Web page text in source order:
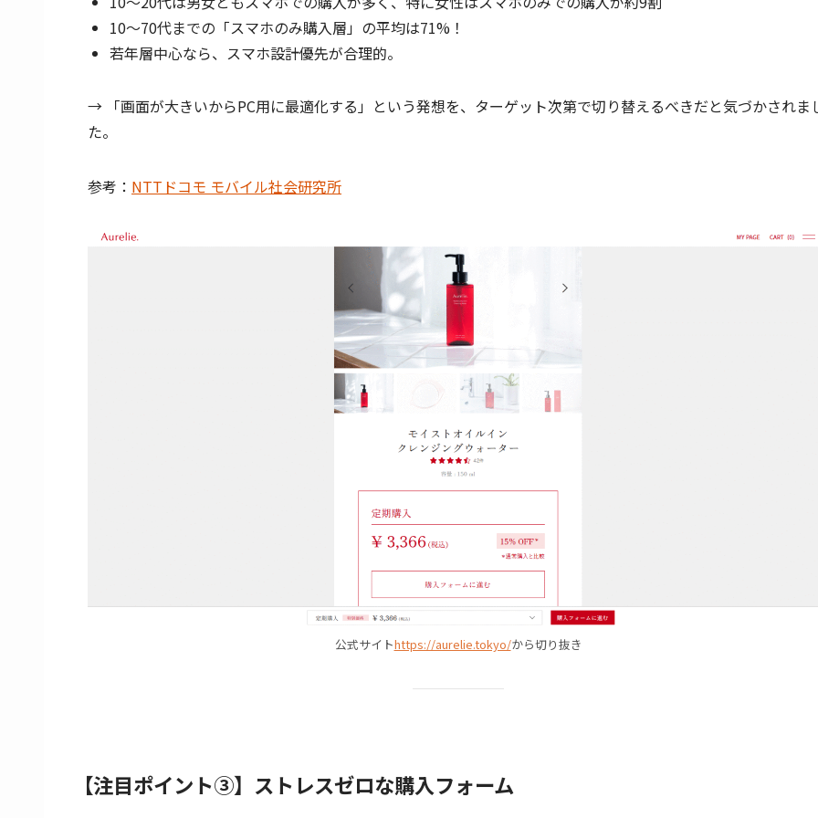
10～70代までの「スマホのみ購入層」の平均は71%！
若年層中心なら、スマホ設計優先が合理的。
→ 「画面が大きいからPC用に最適化する」という発想を、ターゲット次第で切り替えるべきだと気づかされま
た。
参考： NTTドコモ モバイル社会研究所
公式サイトhttps://aurelie.tokyo/から切り抜き
【注目ポイント③】ストレスゼロな購入フォーム